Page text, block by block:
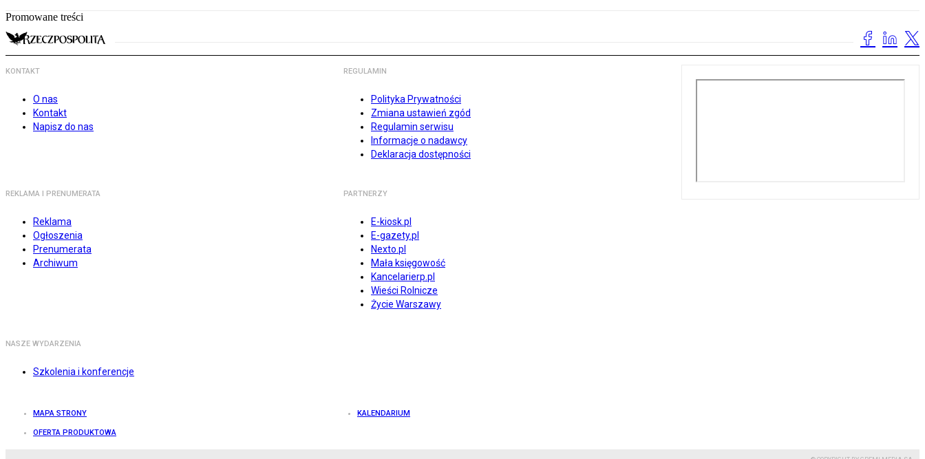
Promowane treści
KONTAKT
O nas
Kontakt
Napisz do nas
REGULAMIN
Polityka Prywatności
Zmiana ustawień zgód
Regulamin serwisu
Informacje o nadawcy
Deklaracja dostępności
REKLAMA I PRENUMERATA
Reklama
Ogłoszenia
Prenumerata
Archiwum
PARTNERZY
E-kiosk.pl
E-gazety.pl
Nexto.pl
Mała księgowość
Kancelarierp.pl
Wieści Rolnicze
Życie Warszawy
NASZE WYDARZENIA
Szkolenia i konferencje
MAPA STRONY KALENDARIUM
OFERTA PRODUKTOWA